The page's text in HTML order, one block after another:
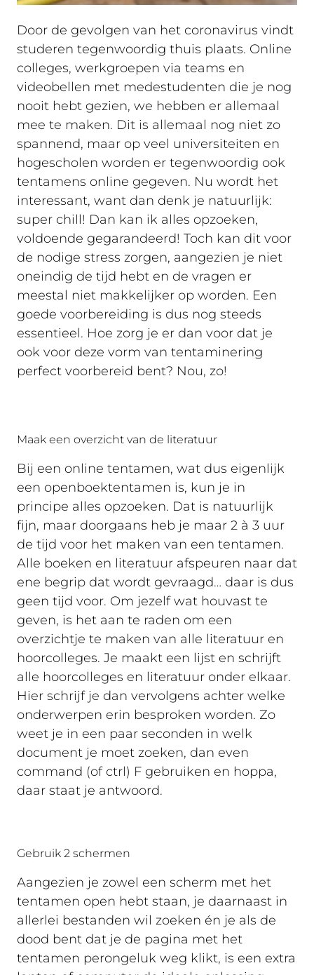
Door de gevolgen van het coronavirus vindt
studeren tegenwoordig thuis plaats. Online
colleges, werkgroepen via teams en
videobellen met medestudenten die je nog
nooit hebt gezien, we hebben er allemaal
mee te maken. Dit is allemaal nog niet zo
spannend, maar op veel universiteiten en
hogescholen worden er tegenwoordig ook
tentamens online gegeven. Nu wordt het
interessant, want dan denk je natuurlijk:
super chill! Dan kan ik alles opzoeken,
voldoende gegarandeerd! Toch kan dit voor
de nodige stress zorgen, aangezien je niet
oneindig de tijd hebt en de vragen er
meestal niet makkelijker op worden. Een
goede voorbereiding is dus nog steeds
essentieel. Hoe zorg je er dan voor dat je
ook voor deze vorm van tentaminering
perfect voorbereid bent? Nou, zo!
Maak een overzicht van de literatuur
Bij een online tentamen, wat dus eigenlijk
een openboektentamen is, kun je in
principe alles opzoeken. Dat is natuurlijk
fijn, maar doorgaans heb je maar 2 à 3 uur
de tijd voor het maken van een tentamen.
Alle boeken en literatuur afspeuren naar dat
ene begrip dat wordt gevraagd… daar is dus
geen tijd voor. Om jezelf wat houvast te
geven, is het aan te raden om een
overzichtje te maken van alle literatuur en
hoorcolleges. Je maakt een lijst en schrijft
alle hoorcolleges en literatuur onder elkaar.
Hier schrijf je dan vervolgens achter welke
onderwerpen erin besproken worden. Zo
weet je in een paar seconden in welk
document je moet zoeken, dan even
command (of ctrl) F gebruiken en hoppa,
daar staat je antwoord.
Gebruik 2 schermen
Aangezien je zowel een scherm met het
tentamen open hebt staan, je daarnaast in
allerlei bestanden wil zoeken én je als de
dood bent dat je de pagina met het
tentamen perongeluk weg klikt, is een extra